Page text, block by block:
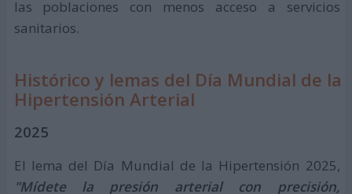
las poblaciones con menos acceso a servicios
sanitarios.
Histórico y lemas del Día Mundial de la
Hipertensión Arterial
2025
El lema del Día Mundial de la Hipertensión 2025,
"Mídete la presión arterial con precisión,